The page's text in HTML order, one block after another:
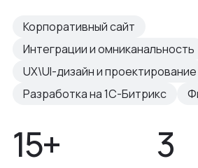
Корпоративный сайт
Интеграции и омниканальность
UX\UI-дизайн и проектирование
Разработка на 1С-Битрикс
15+ 3